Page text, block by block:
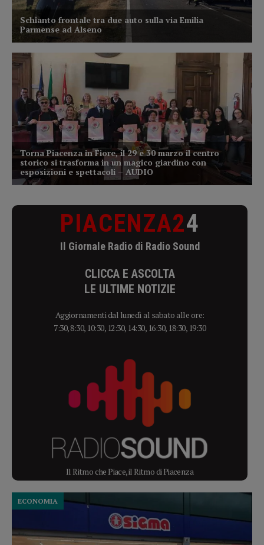
PIACENZA24
Il Giornale Radio di Radio Sound
CLICCA E ASCOLTA
LE ULTIME NOTIZIE
Aggiornamenti dal lunedì al sabato alle ore:
7:30, 8:30, 10:30, 12:30, 14:30, 16:30, 18:30, 19:30
Il Ritmo che Piace, il Ritmo di Piacenza
ECONOMIA